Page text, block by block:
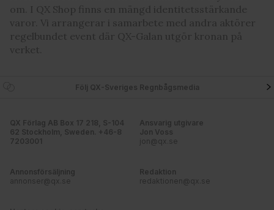
om. I QX Shop finns en mängd identitetsstärkande
varor. Vi arrangerar i samarbete med andra aktörer
regelbundet event där QX-Galan utgör kronan på
verket.
Följ QX-Sveriges Regnbågsmedia
QX Förlag AB Box 17 218, S-104
62 Stockholm, Sweden. +46-8
7203001
Ansvarig utgivare
Jon Voss
jon@qx.se
Annonsförsäljning
annonser@qx.se
Redaktion
redaktionen@qx.se